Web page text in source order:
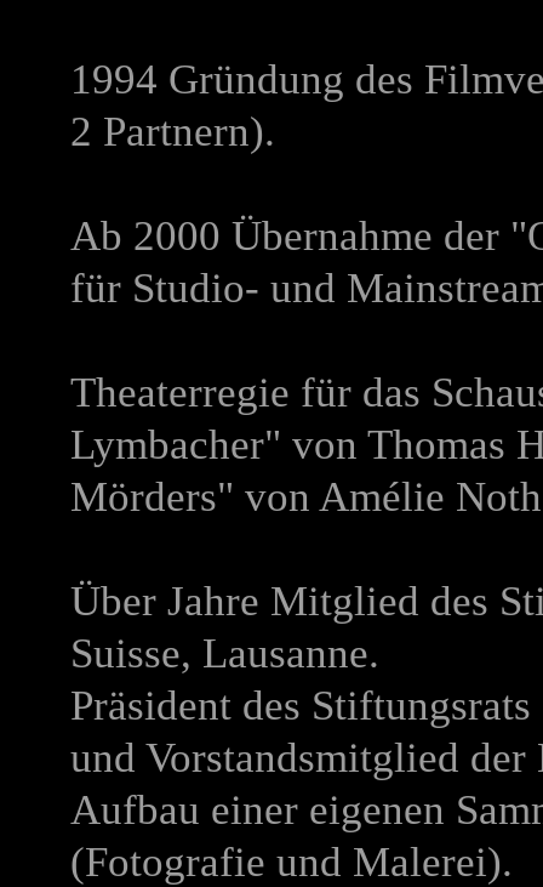
1994 Gründung des
2 Partnern).
Ab 2000 Übernahme der
für Studio- und
Theaterregie für das
Lymbacher" von Thomas
Mörders" von Amélie
Über Jahre Mitglied des
Suisse, Lausanne.
Präsident des
und Vorstandsmitglied
Aufbau einer eigenen
(Fotografie und Malerei).